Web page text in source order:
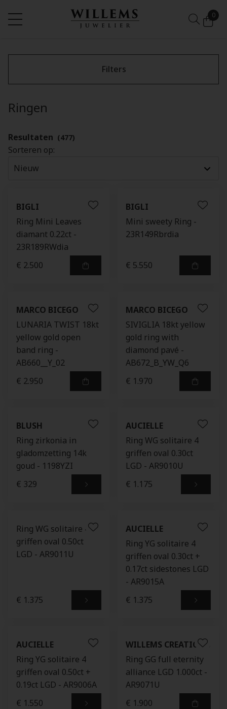
0
Filters
Ringen
Resultaten (477)
Sorteren op:
BIGLI
Ring Mini Leaves
diamant 0.22ct -
23R189RWdia
€ 2.500
BIGLI
Mini sweety Ring -
23R149Rbrdia
€ 5.550
MARCO BICEGO
LUNARIA TWIST 18kt
yellow gold open
band ring -
AB660__Y_02
€ 2.950
MARCO BICEGO
SIVIGLIA 18kt yellow
gold ring with
diamond pavé -
AB672_B_YW_Q6
€ 1.970
BLUSH
Ring zirkonia in
gladomzetting 14k
goud - 1198YZI
€ 329
AUCIELLE
Ring WG solitaire 4
griffen oval 0.30ct
LGD - AR9010U
€ 1.175
Ring WG solitaire 4
griffen oval 0.50ct
LGD - AR9011U
€ 1.375
AUCIELLE
Ring YG solitaire 4
griffen oval 0.30ct +
0.17ct sidestones LGD
- AR9015A
€ 1.375
AUCIELLE
Ring YG solitaire 4
griffen oval 0.50ct +
0.19ct LGD - AR9006A
€ 1.550
WILLEMS CREATIONS
Ring GG full eternity
alliance LGD 1.000ct -
AR9071U
€ 1.900